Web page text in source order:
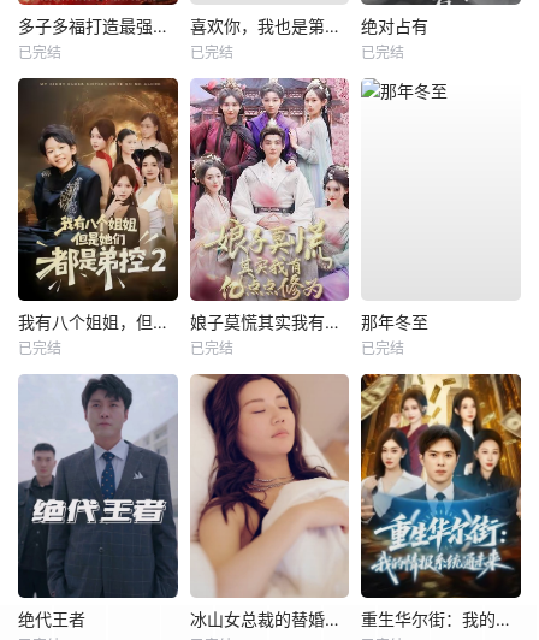
多子多福打造最强修仙家族
已完结
喜欢你，我也是第一部
已完结
绝对占有
已完结
我有八个姐姐，但是他们都是弟控2
已完结
娘子莫慌其实我有亿点点修为
已完结
那年冬至
已完结
绝代王者 冰山女总裁的替婚兵王 重生华尔街：我的情报系统通未来